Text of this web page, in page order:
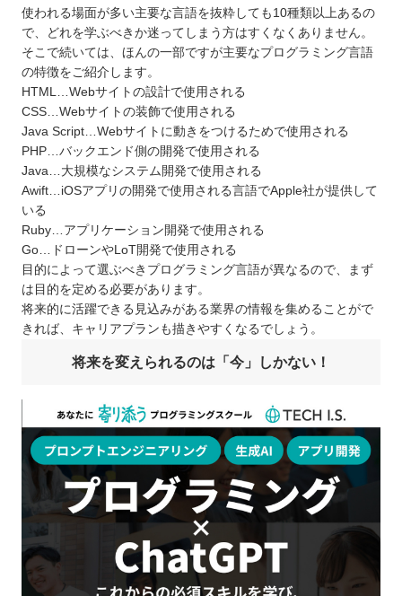
使われる場面が多い主要な言語を抜粋しても10種類以上あるの
で、どれを学ぶべきか迷ってしまう方はすくなくありません。
そこで続いては、ほんの一部ですが主要なプログラミング言語
の特徴をご紹介します。
HTML…Webサイトの設計で使用される
CSS…Webサイトの装飾で使用される
Java Script…Webサイトに動きをつけるためで使用される
PHP…バックエンド側の開発で使用される
Java…大規模なシステム開発で使用される
Awift…iOSアプリの開発で使用される言語でApple社が提供して
いる
Ruby…アプリケーション開発で使用される
Go…ドローンやLoT開発で使用される
目的によって選ぶべきプログラミング言語が異なるので、まず
は目的を定める必要があります。
将来的に活躍できる見込みがある業界の情報を集めることがで
きれば、キャリアプランも描きやすくなるでしょう。
将来を変えられるのは「今」しかない！